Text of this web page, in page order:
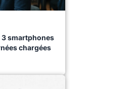
3 smartphones
chargées